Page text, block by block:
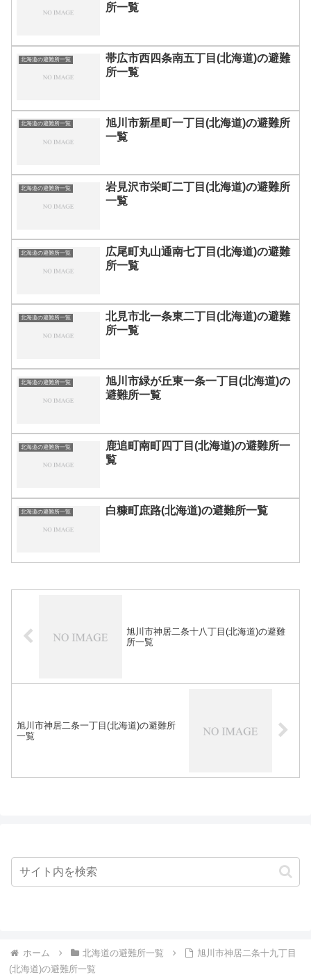
所一覧
北海道の避難所一覧
帯広市西四条南五丁目(北海道)の避難
所一覧
北海道の避難所一覧
旭川市新星町一丁目(北海道)の避難所
一覧
北海道の避難所一覧
岩見沢市栄町二丁目(北海道)の避難所
一覧
北海道の避難所一覧
広尾町丸山通南七丁目(北海道)の避難
所一覧
北海道の避難所一覧
北見市北一条東二丁目(北海道)の避難
所一覧
北海道の避難所一覧
旭川市緑が丘東一条一丁目(北海道)の
避難所一覧
北海道の避難所一覧
鹿追町南町四丁目(北海道)の避難所一
覧
北海道の避難所一覧 白糠町庶路(北海道)の避難所一覧
旭川市神居二条十八丁目(北海道)の避難
所一覧
旭川市神居二条一丁目(北海道)の避難所
一覧
ホーム 北海道の避難所一覧
旭川市神居二条十九丁目
(北海道)の避難所一覧